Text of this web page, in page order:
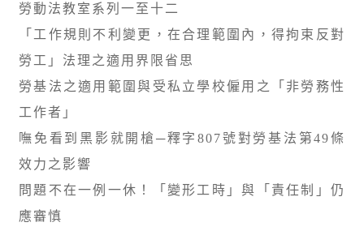
勞動法教室系列一至十二
「工作規則不利變更，在合理範圍內，得拘束反對
勞工」法理之適用界限省思
勞基法之適用範圍與受私立學校僱用之「非勞務性
工作者」
嘸免看到黑影就開槍─釋字807號對勞基法第49條
效力之影響
問題不在一例一休！「變形工時」與「責任制」仍
應審慎